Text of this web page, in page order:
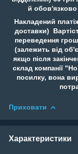
й
Накладений
доставки)
переведення
(залежить від
якщо після
склад компанії
посилку, вона
Приховати
Характеристики